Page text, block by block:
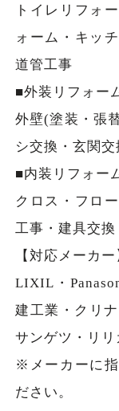
トイレリフォ
ォーム・キッ
道管工事
■外装リフォー
外壁(塗装・張
シ交換・玄関交
■内装リフォー
クロス・フロ
工事・建具交
【対応メーカー
LIXIL・
建工業・クリ
サンゲツ・リ
※メーカーに指
ださい。